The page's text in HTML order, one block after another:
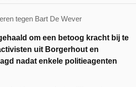
tegen Bart De Wever
om een betoog kracht bij te
uit Borgerhout en
nadat enkele politieagenten